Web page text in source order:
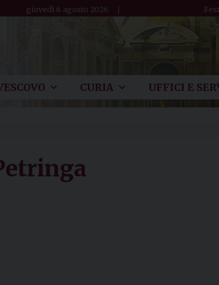
giovedì 6 agosto 2026
CURIA UFFICI E